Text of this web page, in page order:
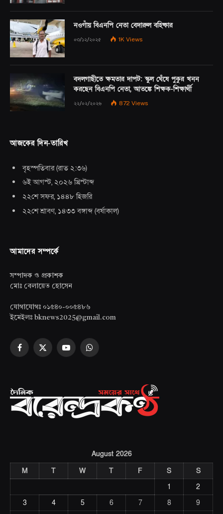
নওগাঁয় বিএনপি নেতা বেদারুল বহিষ্কার
০৩/১২/২০২৫ 1K Views
বদলগাছীতে ক্ষমতার দাপট: স্কুল ঘেঁষে পুকুর খনন
করছেন বিএনপি নেতা, আতঙ্কে শিক্ষক-শিক্ষার্থী
২২/০২/২০২৬ 872 Views
আজকের দিন-তারিখ
বৃহস্পতিবার(রাত ২:৩৬)
৬ই আগস্ট, ২০২৬ খ্রিস্টাব্দ
২২শে সফর, ১৪৪৮ হিজরি
২২শে শ্রাবণ, ১৪৩৩ বঙ্গাব্দ (বর্ষাকাল)
আমাদের সম্পর্কে
সম্পাদক ও প্রকাশক
মোঃ বেলায়েত হোসেন
যোগাযোগঃ ০১৫৪০-০০৫৪৮৬
ইমেইলঃ bknews2025@gmail.com
Facebook
X
YouTubeWhatsApp
August 2026
M
T W T F S
S
1
2
3
4 5 6 7 8 9